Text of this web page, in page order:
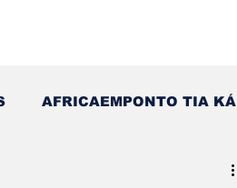
AFRICAEMPONTO TIA KÁ